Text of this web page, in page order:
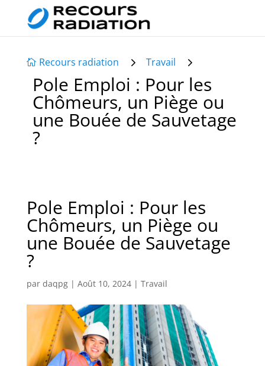
 Recours radiation 5 Travail 5
Pole Emploi : Pour les
Chômeurs, un Piège ou
une Bouée de Sauvetage
?
Pole Emploi : Pour les
Chômeurs, un Piège ou
une Bouée de Sauvetage
?
par daqpg| Août 10, 2024| Travail